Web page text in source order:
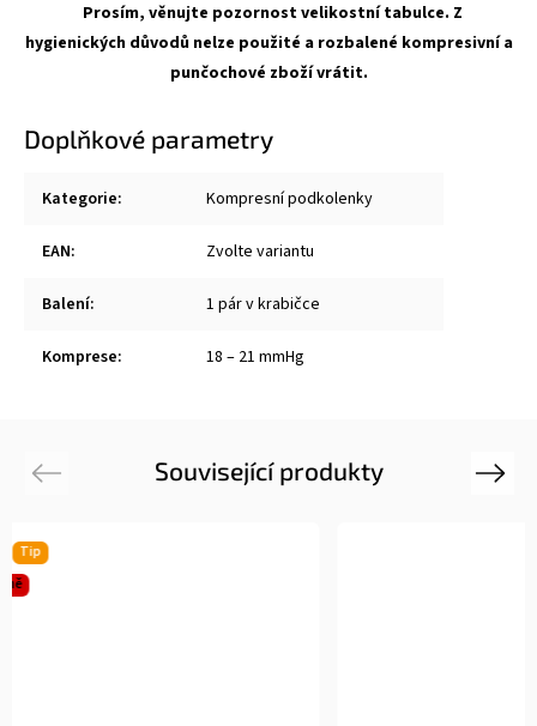
Prosím, věnujte pozornost velikostní tabulce. Z
hygienických důvodů nelze použité a rozbalené kompresivní a
punčochové zboží vrátit.
Doplňkové parametry
Kategorie: Kompresní podkolenky
EAN: Zvolte variantu
Balení: 1 pár v krabičce
Komprese: 18 – 21 mmHg
Související produkty
Previous
Novinka
Next